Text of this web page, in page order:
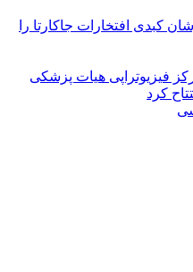
کبدی افتخارات جاکارتا را
فیزیوتراپی هیات پزشکی
کرد